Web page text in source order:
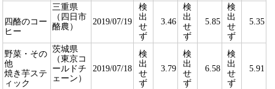
四酪のコー
ヒー
三重県
（四日市
酪農）
2019/07/19
検
出
せ
ず
3.46
検
出
せ
ず
5.85
検
出
せ
ず
5.35
野菜・その
他
焼き芋ステ
ィック
茨城県
（東京コ
ールドチ
ェーン）
2019/07/18
検
出
せ
ず
3.79
検
出
せ
ず
6.58
検
出
せ
ず
5.91